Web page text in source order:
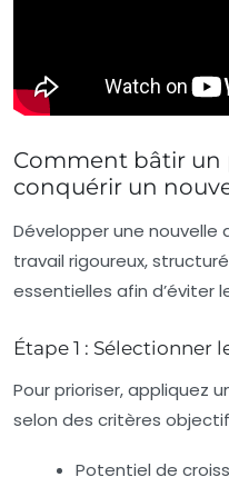
Comment bâtir un
conquérir un
Développer une
travail rigoureux,
essentielles afin d’éviter
Étape 1 : Sélectionner
Pour prioriser, appliquez
selon des critères
Potentiel de